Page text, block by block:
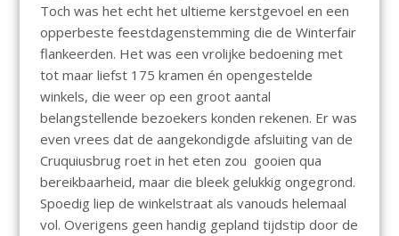
Toch was het echt het ultieme kerstgevoel en een
opperbeste feestdagenstemming die de Winterfair
flankeerden. Het was een vrolijke bedoening met
tot maar liefst 175 kramen én opengestelde
winkels, die weer op een groot aantal
belangstellende bezoekers konden rekenen. Er was
even vrees dat de aangekondigde afsluiting van de
Cruquiusbrug roet in het eten zou gooien qua
bereikbaarheid, maar die bleek gelukkig ongegrond.
Spoedig liep de winkelstraat als vanouds helemaal
vol. Overigens geen handig gepland tijdstip door de